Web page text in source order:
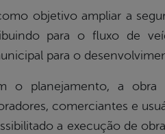
objetivo ampliar a
para o fluxo de
para o
o planejamento, a obra
comerciantes e
a execução de